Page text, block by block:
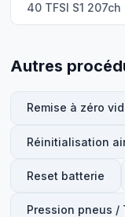
40 TFSI S1 207ch
Autres
Remise à zéro
Réinitialisation
Reset batterie
Pression pneus /